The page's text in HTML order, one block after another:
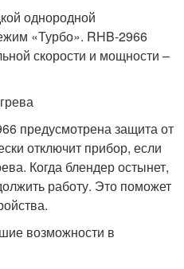
однородной
«Турбо». RHB-2966
скорости и мощности –
предусмотрена защита от
отключит прибор, если
Когда блендер остынет,
работу. Это поможет
возможности в